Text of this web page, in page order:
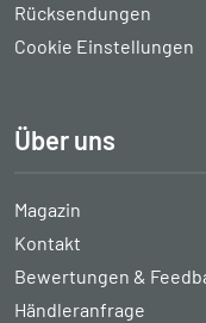
Rücksendungen
Cookie Einstellungen
Über uns
Magazin
Kontakt
Bewertungen &
Händleranfrage